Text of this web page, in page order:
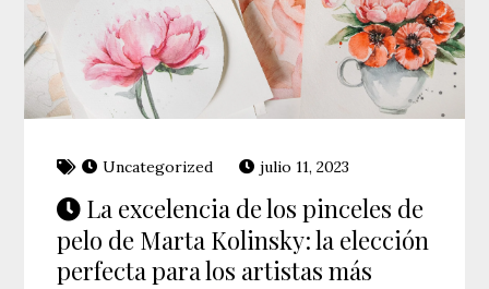
Uncategorized julio 11, 2023
La excelencia de los pinceles de
pelo de Marta Kolinsky: la elección
perfecta para los artistas más